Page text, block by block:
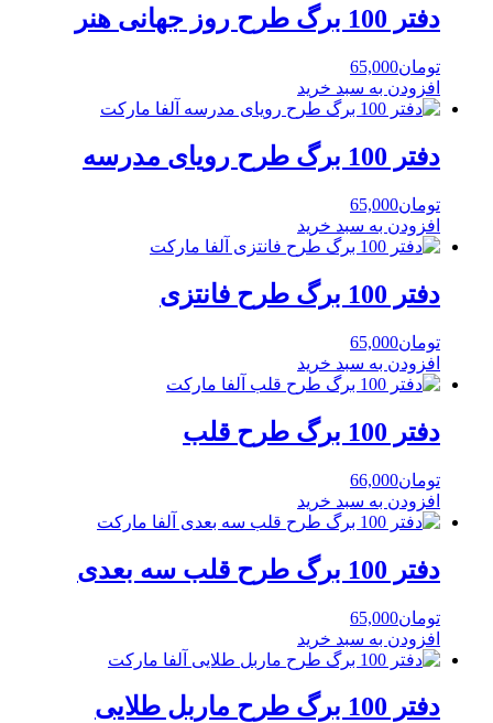
دفتر 100 برگ طرح روز جهانی هنر
تومان65,000
افزودن به سبد خرید
دفتر 100 برگ طرح رویای مدرسه
تومان65,000
افزودن به سبد خرید
دفتر 100 برگ طرح فانتزی
تومان65,000
افزودن به سبد خرید
دفتر 100 برگ طرح قلب
تومان66,000
افزودن به سبد خرید
دفتر 100 برگ طرح قلب سه بعدی
تومان65,000
افزودن به سبد خرید
دفتر 100 برگ طرح ماربل طلایی